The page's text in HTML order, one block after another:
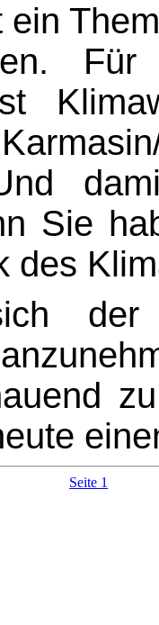
ein
Für
Sie
des
der
Seite 1